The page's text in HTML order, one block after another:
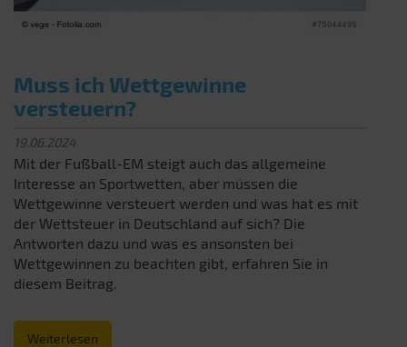
Muss ich Wettgewinne
versteuern?
19.06.2024
Mit der Fußball-EM steigt auch das allgemeine
Interesse an Sportwetten, aber müssen die
Wettgewinne versteuert werden und was hat es mit
der Wettsteuer in Deutschland auf sich? Die
Antworten dazu und was es ansonsten bei
Wettgewinnen zu beachten gibt, erfahren Sie in
diesem Beitrag.
Weiterlesen